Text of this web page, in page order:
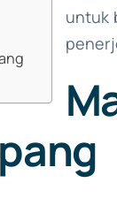
untuk